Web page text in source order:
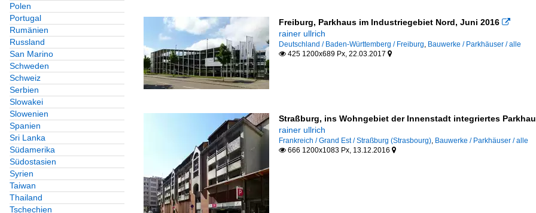
Polen
Portugal
Rumänien
Russland
San Marino
Schweden
Schweiz
Serbien
Slowakei
Slowenien
Spanien
Sri Lanka
Südamerika
Südostasien
Syrien
Taiwan
Thailand
Tschechien
Freiburg, Parkhaus im Industriegebiet Nord, Juni 2016 
rainer ullrich
Deutschland / Baden-Württemberg / Freiburg, Bauwerke / Parkhäuser / alle
425 1200x689 Px, 22.03.2017 
Straßburg, ins Wohngebiet der Innenstadt integriertes
rainer ullrich
Frankreich / Grand Est / Straßburg (Strasbourg), Bauwerke / Parkhäuser / alle
666 1200x1083 Px, 13.12.2016 